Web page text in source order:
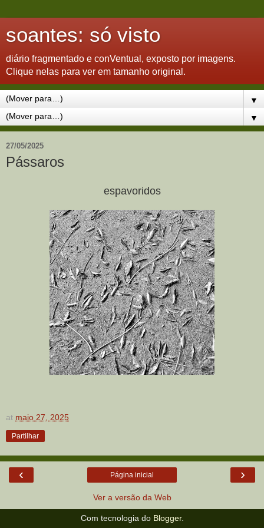
soantes: só visto
diário fragmentado e conVentual, exposto por imagens.
Clique nelas para ver em tamanho original.
▼
▼
27/05/2025
Pássaros
espavoridos
at maio 27, 2025
Partilhar
‹ ›
Página inicial
Ver a versão da Web
Com tecnologia do Blogger.